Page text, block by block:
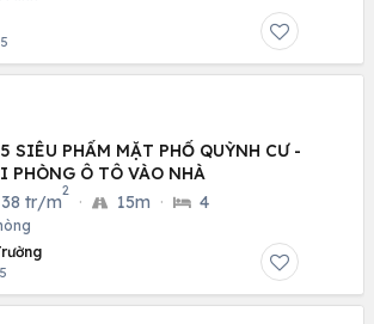
SIÊU PHẨM MẶT PHỐ QUỲNH CƯ -
PHÒNG Ô TÔ VÀO NHÀ
38 tr/m
2
· 15m · 4